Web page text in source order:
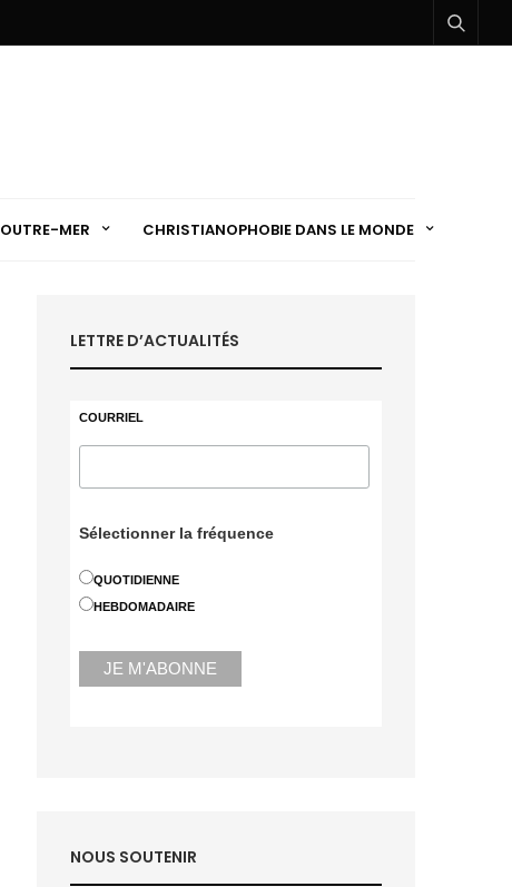
OUTRE-MER CHRISTIANOPHOBIE DANS LE MONDE
LETTRE D’ACTUALITÉS
COURRIEL
Sélectionner la fréquence
QUOTIDIENNE
HEBDOMADAIRE
NOUS SOUTENIR